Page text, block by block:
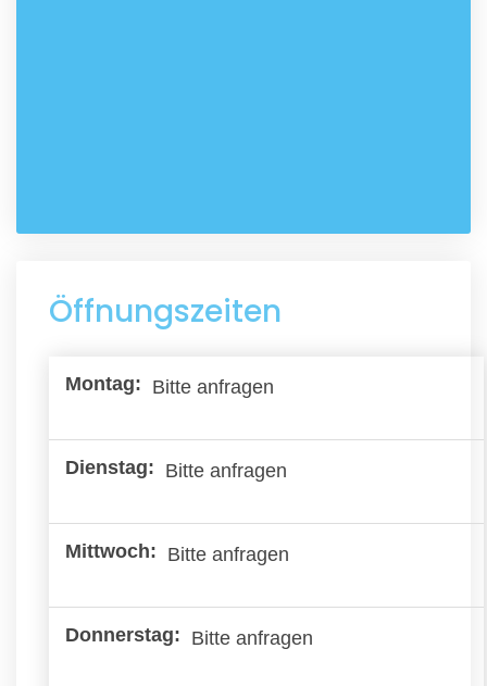
Öffnungszeiten
Bitte anfragen
Bitte anfragen
Bitte anfragen
Bitte anfragen